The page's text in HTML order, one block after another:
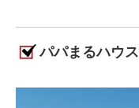
パパまるハウス